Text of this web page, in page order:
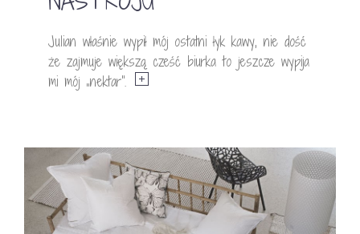
Julian właśnie wypił mój ostatni łyk kawy, nie dość
że zajmuje większą cześć biurka to jeszcze wypija
mi mój „nektar”.